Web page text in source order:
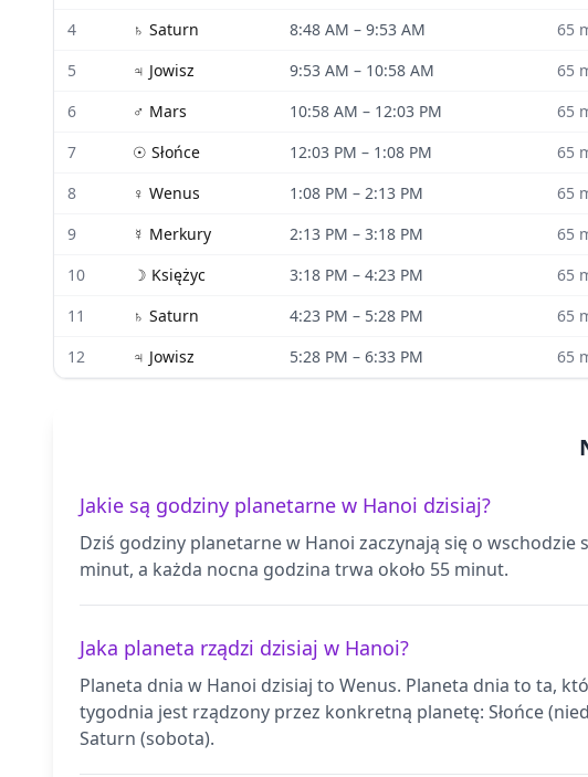
4
♄ Saturn 8:48 AM – 9:53 AM 65
5
♃ Jowisz 9:53 AM – 10:58 AM 65
6
♂ Mars 10:58 AM – 12:03 PM 65
7
☉ Słońce 12:03 PM – 1:08 PM 65
8
♀ Wenus 1:08 PM – 2:13 PM 65
9
☿ Merkury 2:13 PM – 3:18 PM 65
10
☽ Księżyc 3:18 PM – 4:23 PM 65
11
♄ Saturn 4:23 PM – 5:28 PM 65
12
♃ Jowisz 5:28 PM – 6:33 PM 65
Jakie są godziny planetarne w Hanoi dzisiaj?
Dziś godziny planetarne w Hanoi zaczynają się o wschodzie
minut, a każda nocna godzina trwa około 55 minut.
Jaka planeta rządzi dzisiaj w Hanoi?
Planeta dnia w Hanoi dzisiaj to Wenus. Planeta dnia to ta,
tygodnia jest rządzony przez konkretną planetę: Słońce
Saturn (sobota).